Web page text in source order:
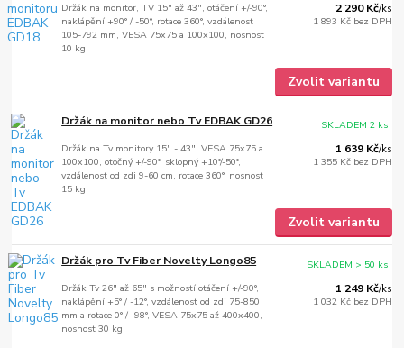
Držák na monitor, TV 15" až 43", otáčení +/-90°,
naklápění +90° / -50°, rotace 360°, vzdálenost
105-792 mm, VESA 75x75 a 100x100, nosnost
10 kg
2 290 Kč/ks
1 893 Kč bez DPH
Zvolit variantu
Držák na monitor nebo Tv EDBAK GD26
Držák na Tv monitory 15" - 43", VESA 75x75 a
100x100, otočný +/-90°, sklopný +10°/-50°,
vzdálenost od zdi 9-60 cm, rotace 360°, nosnost
15 kg
1 639 Kč/ks
1 355 Kč bez DPH
SKLADEM 2 ks
Zvolit variantu
Držák pro Tv Fiber Novelty Longo85
Držák Tv 26" až 65" s možností otáčení +/-90°,
naklápění +5° / -12°, vzdálenost od zdi 75-850
mm a rotace 0° / -98°, VESA 75x75 až 400x400,
nosnost 30 kg
1 249 Kč/ks
1 032 Kč bez DPH
SKLADEM > 50 ks